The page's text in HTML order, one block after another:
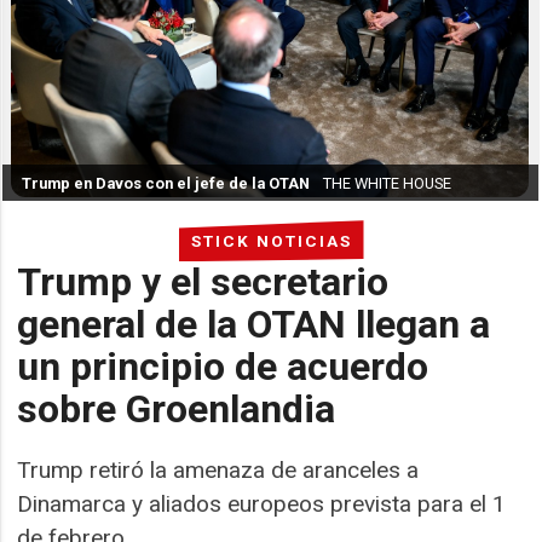
STICK NOTICIAS
Trump y el secretario
general de la OTAN llegan a
un principio de acuerdo
sobre Groenlandia
Trump retiró la amenaza de aranceles a
Dinamarca y aliados europeos prevista para el 1
Trump en Davos con el jefe de la OTAN THE WHITE HOUSE